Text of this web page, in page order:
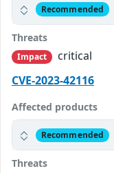
Recommended
Threats
Impact
critical
CVE-2023-42116
Affected products
Recommended
Threats